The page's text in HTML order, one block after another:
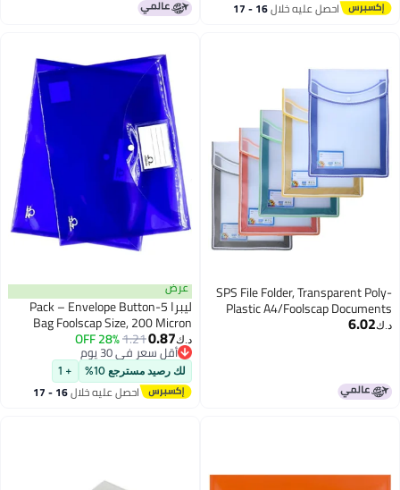
16 - 17
Office Supplies (Assorted Colors)
SPS File
Plastic A4/
File Storage
عرض
ليبرا 5-Pack – Envelope Button
Bag Foolscap Size, 200 Micron
Durable Document Pouch for
Office, School & Home
+ 1
احصل عليه خلال 16 - 17